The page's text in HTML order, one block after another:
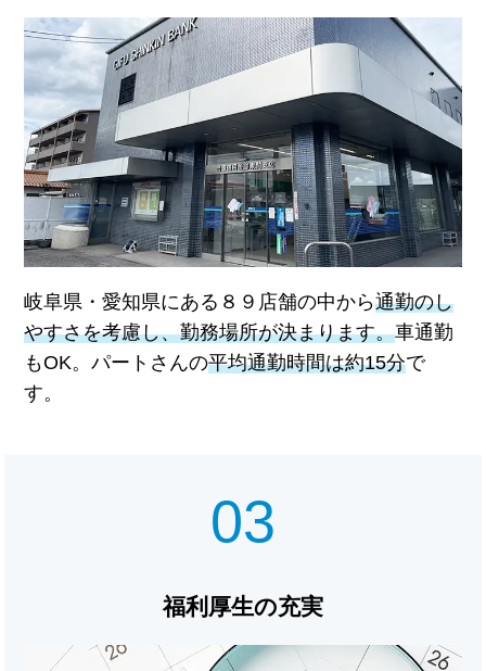
岐阜県・愛知県にある８９店舗の中から通勤のし
やすさを考慮し、勤務場所が決まります。車通勤
もOK。パートさんの平均通勤時間は約15分で
す。
03
福利厚生の充実